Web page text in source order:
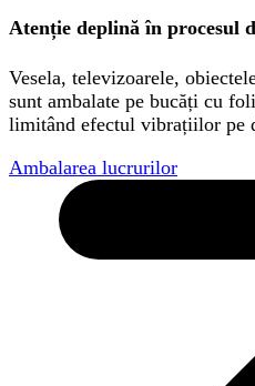
Atenție deplină în procesul
Vesela, televizoarele,
sunt ambalate pe bucăți cu
limitând efectul vibrațiilor pe
Ambalarea lucrurilor